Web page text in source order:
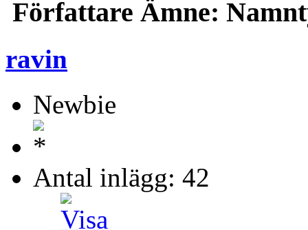
Författare Ämne:
ravin
Newbie
Antal inlägg: 42